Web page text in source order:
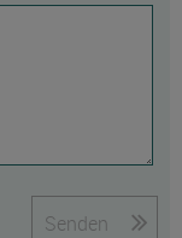
Senden